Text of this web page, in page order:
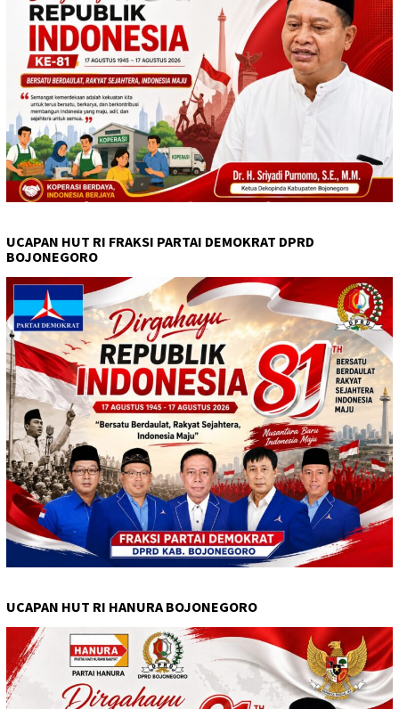
UCAPAN HUT RI FRAKSI PARTAI DEMOKRAT DPRD
BOJONEGORO
UCAPAN HUT RI HANURA BOJONEGORO